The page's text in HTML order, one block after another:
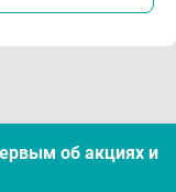
об акцияx и